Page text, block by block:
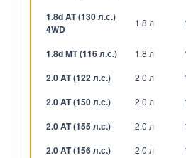
1.8d AT (130 л.с.)
4WD
1.8 л
1.8d MT (116 л.с.) 1.8 л
2.0 AT (122 л.с.) 2.0 л
2.0 AT (150 л.с.) 2.0 л
2.0 AT (155 л.с.) 2.0 л
2.0 AT (156 л.с.) 2.0 л